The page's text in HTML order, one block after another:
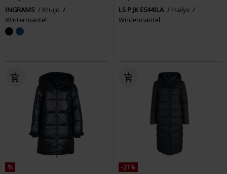
INGRAM5
Khujo
Wintermantel
LS P JK ES44ILA
Hailys
Wintermantel
%
-21%